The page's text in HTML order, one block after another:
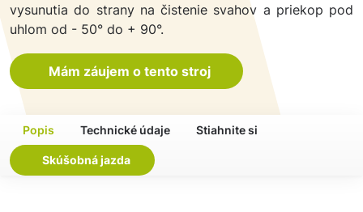
vysunutia do strany na čistenie svahov a priekop pod
uhlom od - 50° do + 90°.
Mám záujem o tento stroj
Popis Technické údaje Stiahnite si
Skúšobná jazda